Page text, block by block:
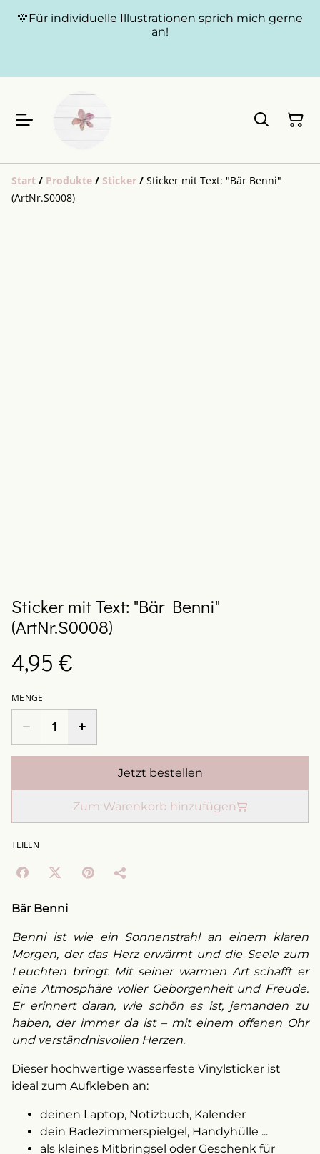
💛Für individuelle Illustrationen sprich mich gerne
an!
Start / Produkte / Sticker / Sticker mit Text: "Bär Benni"
(ArtNr.S0008)
Sticker mit Text: "Bär Benni"
(ArtNr.S0008)
4,95 €
MENGE
Jetzt bestellen
Zum Warenkorb hinzufügen
TEILEN
Bär Benni
Benni ist wie ein Sonnenstrahl an einem klaren
Morgen, der das Herz erwärmt und die Seele zum
Leuchten bringt. Mit seiner warmen Art schafft er
eine Atmosphäre voller Geborgenheit und Freude.
Er erinnert daran, wie schön es ist, jemanden zu
haben, der immer da ist – mit einem offenen Ohr
und verständnisvollen Herzen.
Dieser hochwertige wasserfeste Vinylsticker ist
ideal zum Aufkleben an:
deinen Laptop, Notizbuch, Kalender
dein Badezimmerspielgel, Handyhülle ...
als kleines Mitbringsel oder Geschenk für